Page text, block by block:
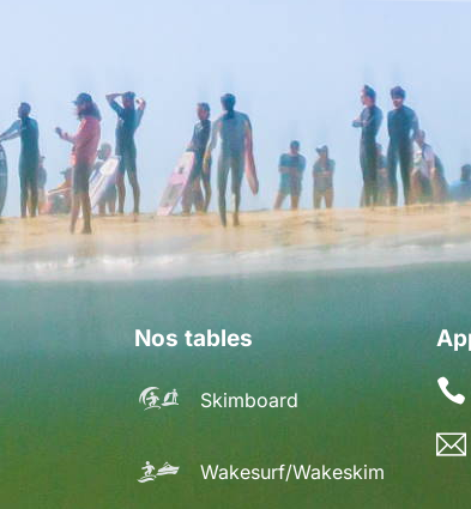
Nos tables
Skimboard
Wakesurf/Wakeskim